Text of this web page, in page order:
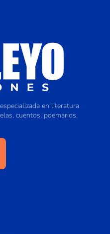
en literatura
cuentos, poemarios.